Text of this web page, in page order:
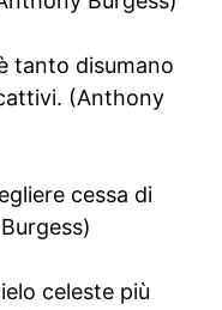
tanto disumano
(Anthony
cessa di
celeste più